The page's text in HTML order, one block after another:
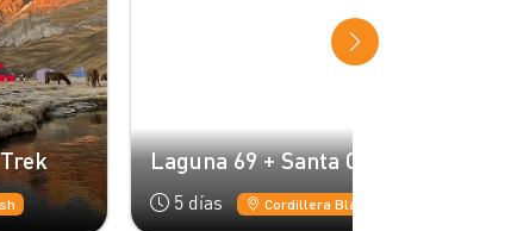
Laguna 69 + Santa Cruz
5 días Cordillera Blanca